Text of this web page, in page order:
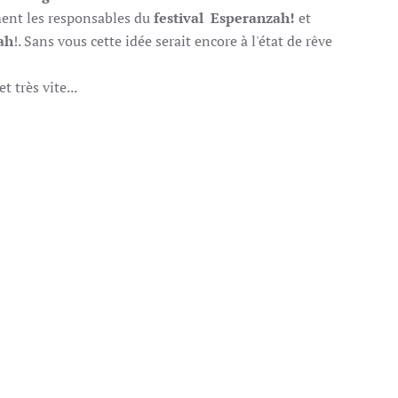
les responsables dufestival Esperanzah! et
!. Sans vous cette idée serait encore à l'état de rêve
très vite...